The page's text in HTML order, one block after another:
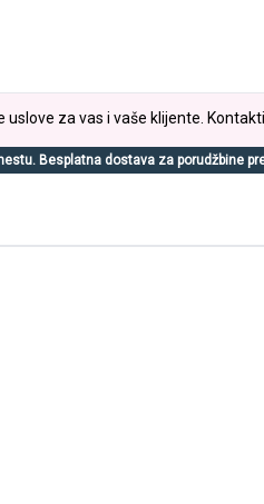
za vas i vaše klijente.
Besplatna dostava za porudžbine